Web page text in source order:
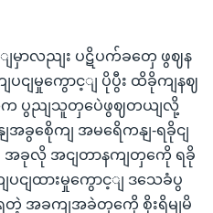
ာလညျး ပဋိပက်ခတှေ ဖွဈန
ပငျမှုကွောင့ျ ပိုပွီး ထိခိုကျနဈ
က ပွညျသူတှပေဲဖွဈတယျလို့
အခွစေိုကျ အမရေိကနျ-ရခိုငျ
အခုလို အငျတာနကျတှကေို ရခို
ပငျထားမှုကွောင့ျ ဒသေခံပွ
တဲ့ အခကျအခဲတှကေို စိုးရိမျမိ